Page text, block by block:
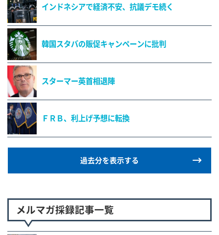
インドネシアで経済不安、抗議デモ続く
韓国スタバの販促キャンペーンに批判
スターマー英首相退陣
ＦＲＢ、利上げ予想に転換
過去分を表示する
メルマガ採録記事一覧